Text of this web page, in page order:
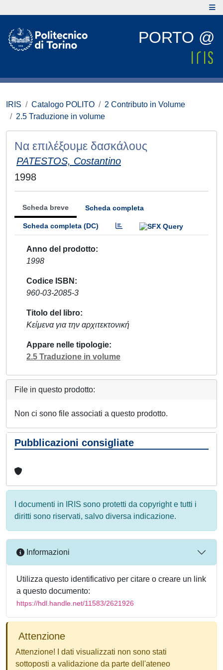
PORTO @
IRIS Catalogo POLITO
2 Contributo in Volume
2.5 Traduzione in volume
Να επιλέξουμε δασκάλους
PATESTOS, Costantino
1998
Scheda breve Scheda completa
Scheda completa (DC)
Anno del prodotto
1998
Codice ISBN
960-03-2085-3
Titolo del libro
Κείμενα για την αρχιτεκτονική
Appare nelle tipologie
2.5 Traduzione in volume
File in questo prodotto:
Non ci sono file associati a questo prodotto.
Pubblicazioni consigliate
I documenti in IRIS sono protetti da copyright e tutti i
diritti sono riservati, salvo diversa indicazione.
Informazioni
Utilizza questo identificativo per citare o creare un link
a questo documento:
https://hdl.handle.net/11583/2621926
Attenzione
Attenzione! I dati visualizzati non sono stati
sottoposti a validazione da parte dell'ateneo